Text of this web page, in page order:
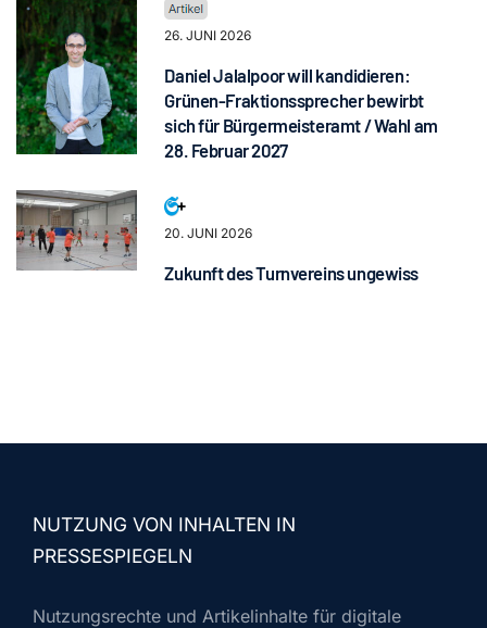
26. JUNI 2026
Daniel Jalalpoor will kandidieren:
Grünen-Fraktionssprecher bewirbt
sich für Bürgermeisteramt / Wahl am
28. Februar 2027
20. JUNI 2026
Zukunft des Turnvereins ungewiss
NUTZUNG VON INHALTEN IN
PRESSESPIEGELN
Nutzungsrechte und Artikelinhalte für digitale